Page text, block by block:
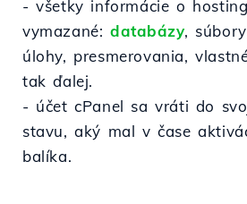
- všetky informácie o
vymazané: databázy,
úlohy, presmerovania,
tak ďalej.
- účet cPanel sa vráti do
stavu, aký mal v čase
balíka.